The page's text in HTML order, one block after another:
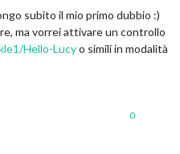
subito il mio primo dubbio :)
ma vorrei attivare un controllo
Hello-Lucyo simili in modalità
0